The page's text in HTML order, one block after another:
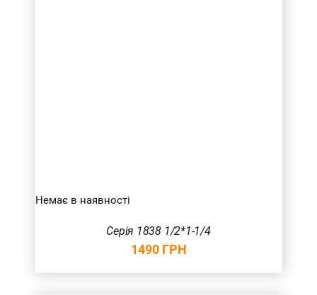
Немає в наявності
Серія 1838 1/2*1-1/4
1490 ГРН